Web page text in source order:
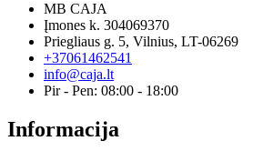
MB CAJA
Įmones k. 304069370
Priegliaus g. 5, Vilnius, LT-06269
+37061462541
info@caja.lt
Pir - Pen: 08:00 - 18:00
Informacija